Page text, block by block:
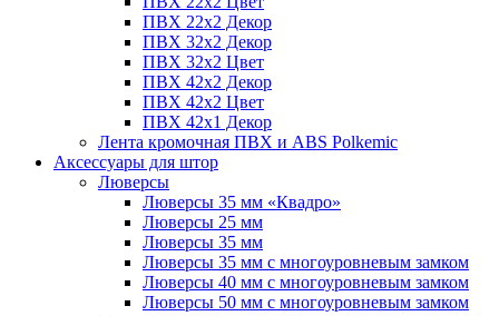
ПВХ 22x2 Декор
ПВХ 32x2 Декор
ПВХ 32x2 Цвет
ПВХ 42x2 Декор
ПВХ 42x2 Цвет
ПВХ 42x1 Декор
Лента кромочная ПВХ и ABS Polkemic
Аксессуары для штор
Люверсы
Люверсы 35 мм «Квадро»
Люверсы 25 мм
Люверсы 35 мм
Люверсы 35 мм с многоуровневым замком
Люверсы 40 мм с многоуровневым замком
Люверсы 50 мм с многоуровневым замком